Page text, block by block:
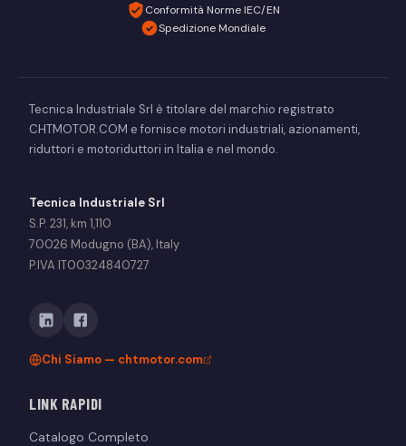
Conformità Norme IEC/EN
Spedizione Mondiale
Tecnica Industriale Srl è titolare del marchio registrato
CHTMOTOR.COM e fornisce motori industriali, azionamenti,
riduttori e motoriduttori in Italia e nel mondo.
Tecnica Industriale Srl
S.P. 231, km 1,110
70026 Modugno (BA), Italy
P.IVA IT00324840727
Chi Siamo — chtmotor.com
LINK RAPIDI
Catalogo Completo